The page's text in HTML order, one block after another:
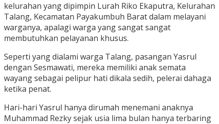
kelurahan yang dipimpin Lurah Riko Ekaputra, Kelurahan
Talang, Kecamatan Payakumbuh Barat dalam melayani
warganya, apalagi warga yang sangat sangat
membutuhkan pelayanan khusus.
Seperti yang dialami warga Talang, pasangan Yasrul
dengan Sesmawati, mereka memiliki anak semata
wayang sebagai pelipur hati dikala sedih, pelerai dahaga
ketika penat.
Hari-hari Yasrul hanya dirumah menemani anaknya
Muhammad Rezky sejak usia lima bulan hanya terbaring